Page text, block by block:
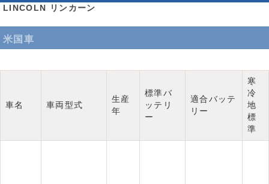
LINCOLN リンカーン
米国車
車名 車両型式
生産
年
標準バ
ッテリ
ー
適合バッテ
リー
寒
冷
地
標
準